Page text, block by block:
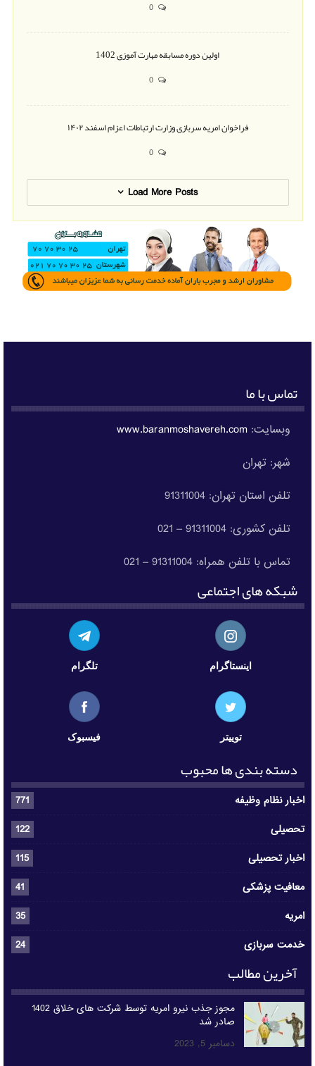
اولین دوره مسابقه مهارت آموزی 1402
فراخوان امریه سربازی وزارت ارتباطات اعزام اسفند ۱۴۰۲
Load More Posts
تماس با ما
وبسایت:www.baranmoshavereh.com
شهر: تهران
تلفن استان تهران: 91311004
تلفن کشوری: 91311004 – 021
تماس با تلفن همراه: 91311004 – 021
شبکه های اجتماعی
اینستاگرام تلگرام
توییتر فیسبوک
دسته بندی ها محبوب
اخبار نظام وظیفه
771
تحصیلی
122
اخبار تحصیلی
115
معافیت پزشکی
41
امریه
35
خدمت سربازی
24
آخرین مطالب
مجوز جذب نیرو امریه توسط شرکت های خلاق 1402
صادر شد
دسامبر 5, 2023